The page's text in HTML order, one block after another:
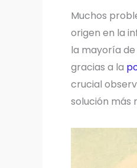
Muchos
origen en la
la mayoría
gracias a la
crucial
solución más